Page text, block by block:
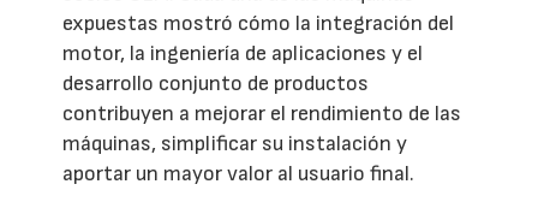
expuestas mostró cómo la integración del
motor, la ingeniería de aplicaciones y el
desarrollo conjunto de productos
contribuyen a mejorar el rendimiento de las
máquinas, simplificar su instalación y
aportar un mayor valor al usuario final.